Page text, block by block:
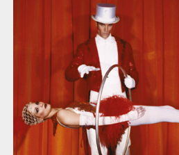
Heinz gebackene Bohnen